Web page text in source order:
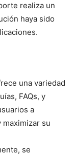
realiza un
haya sido
una variedad
FAQs, y
a
su
se